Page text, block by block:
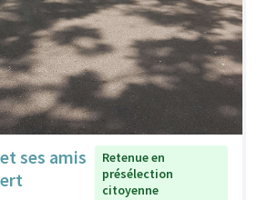
ses amis
Retenue en
présélection
citoyenne